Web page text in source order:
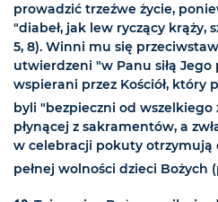
prowadzić trzeźwe życie,
"diabeł, jak lew ryczący krąży,
5, 8). Winni mu się
utwierdzeni "w Panu siłą Jego
wspierani przez Kościół, który
byli "bezpieczni od wszelkiego
płynącej z sakramentów, a
w celebracji pokuty otrzymują
pełnej wolności dzieci Bożych